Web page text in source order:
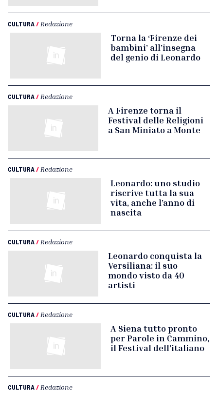
CULTURA/ Redazione
Torna la ‘Firenze dei
bambini’ all’insegna
del genio di Leonardo
CULTURA/ Redazione
A Firenze torna il
Festival delle Religioni
a San Miniato a Monte
CULTURA/ Redazione
Leonardo: uno studio
riscrive tutta la sua
vita, anche l’anno di
nascita
CULTURA/ Redazione
Leonardo conquista la
Versiliana: il suo
mondo visto da 40
artisti
CULTURA/ Redazione
A Siena tutto pronto
per Parole in Cammino,
il Festival dell’italiano
CULTURA/ Redazione